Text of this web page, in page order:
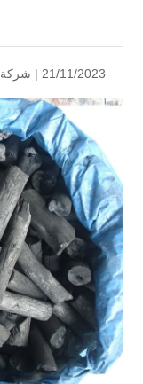
21/11/2023 | شركة